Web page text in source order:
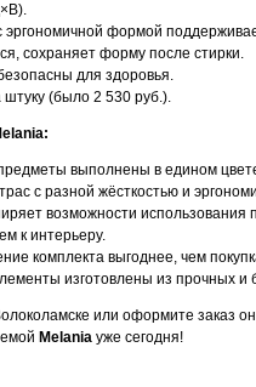
формой
сохраняет форму после стирки.
для здоровья.
штуку (было 2 530 руб.).
выполнены в едином
с разной жёсткостью и
возможности использования
к интерьеру.
комплекта выгоднее, чем
изготовлены из прочных и
или оформите заказ
Melania уже сегодня!